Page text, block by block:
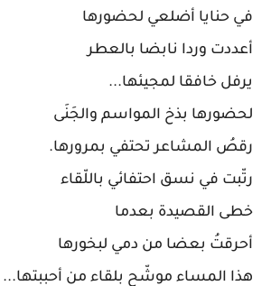
في حنايا أضلعي لحضورها
أعددت وردا نابضا بالعطر
يرفل خافقا لمجيئها...
لحضورها بذخ المواسم والجَنَى
رقصُ المشاعر تحتفي بمرورها.
رتّبت في نسق احتفائي باللّقاء
خطى القصيدة بعدما
أحرقتُ بعضا من دمي لبخورها
هذا المساء موشّح بلقاء من أحببتها...